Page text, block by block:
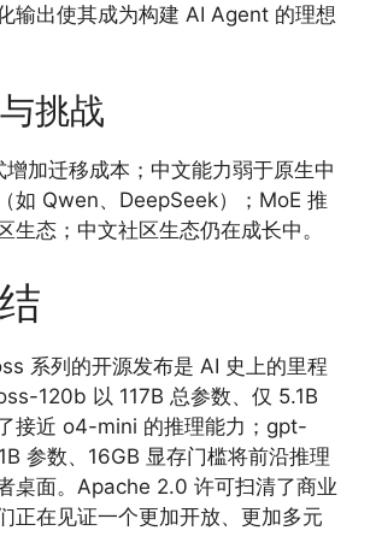
输出使其成为构建 AI Agent 的理想
挑战
加迁移成本；中文能力弱于原生中
如 Qwen、DeepSeek）；MoE 推
生态；中文社区生态仍在成长中。
系列的开源发布是 AI 史上的里程
120b 以 117B 总参数、仅 5.1B
接近 o4-mini 的推理能力；gpt-
参数、16GB 显存门槛将前沿推理
桌面。Apache 2.0 许可扫清了商业
正在见证一个更加开放、更加多元